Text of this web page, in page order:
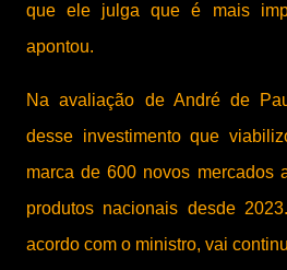
que ele julga que é mais
apontou.
Na avaliação de André de
desse investimento que
marca de 600 novos mercados
produtos nacionais desde
acordo com o ministro, vai